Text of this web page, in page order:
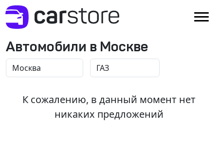
Автомобили в Москве
К сожалению, в данный момент нет
никаких предложений